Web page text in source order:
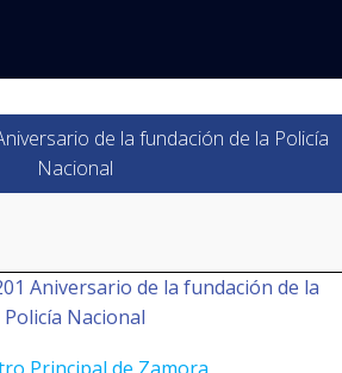
de la fundación de la Policía
Nacional